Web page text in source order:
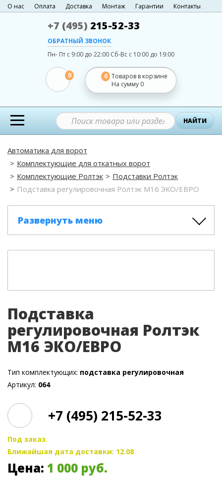
О нас Оплата Доставка Монтаж Гарантии Контакты
+7 (495) 215-52-33
ОБРАТНЫЙ ЗВОНОК
Пн- Пт с 9:00 до 22:00 Сб-Вс с 10:00 до 19:00
0 0 Товаров в корзине
На сумму 0
НАЙТИ
Автоматика для ворот
Комплектующие для откатных ворот
Комплектующие Ролтэк
Подставки Ролтэк
Подставка регулировочная Ролтэк М16 ЭКО/ЕВРО
Развернуть меню
Подставка
регулировочная Ролтэк
М16 ЭКО/ЕВРО
Тип комплектующих: подставка регулировочная
Артикул: 064
+7 (495) 215-52-33
Под заказ.
Ближайшая дата доставки: 12.08
Цена: 1 000 руб.